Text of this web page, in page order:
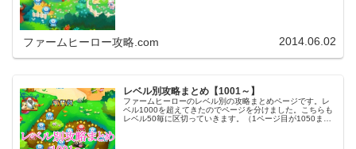
ファームヒーロー攻略.com 2014.06.02
レベル別攻略まとめ【1001～】
ファームヒーローのレベル別の攻略まとめページです。レ
ベル1000を超えてきたのでページを分けました。こちらも
レベル50毎に区切っていきます。（1ページ目が1050ま